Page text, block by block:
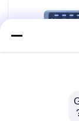
أجهزة